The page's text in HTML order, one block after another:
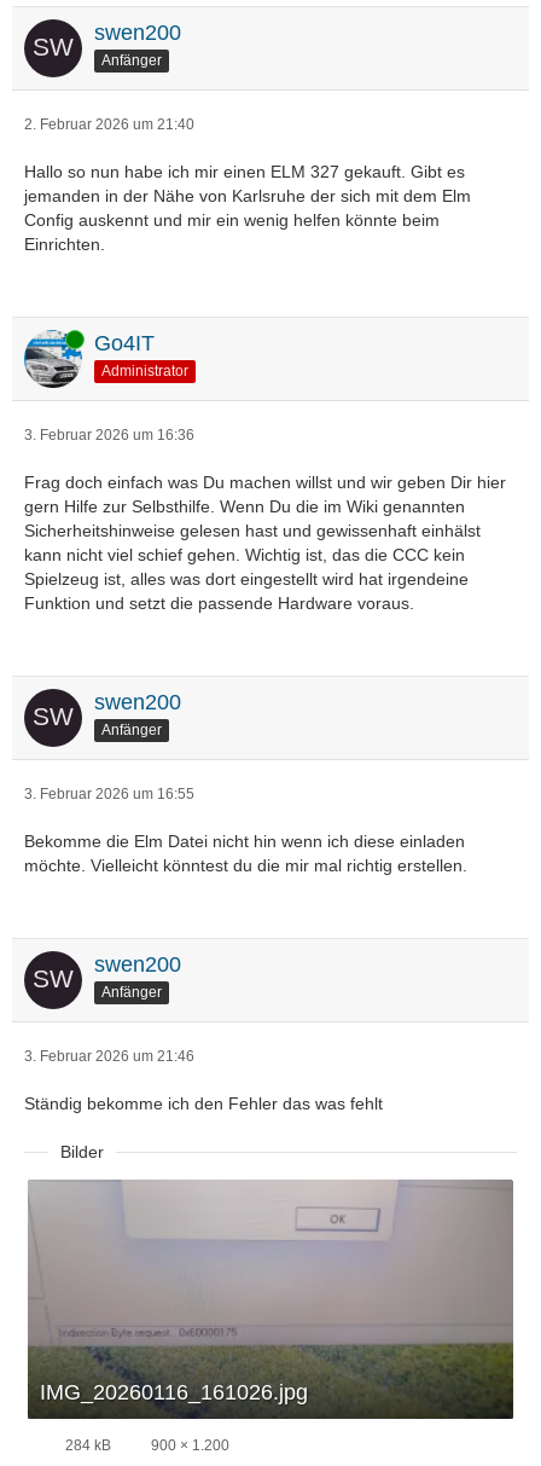
swen200
Anfänger
2. Februar 2026 um 21:40
Hallo so nun habe ich mir einen ELM 327 gekauft. Gibt es
jemanden in der Nähe von Karlsruhe der sich mit dem Elm
Config auskennt und mir ein wenig helfen könnte beim
Einrichten.
Online Go4IT
Administrator
3. Februar 2026 um 16:36
Frag doch einfach was Du machen willst und wir geben Dir hier
gern Hilfe zur Selbsthilfe. Wenn Du die im Wiki genannten
Sicherheitshinweise gelesen hast und gewissenhaft einhälst
kann nicht viel schief gehen. Wichtig ist, das die CCC kein
Spielzeug ist, alles was dort eingestellt wird hat irgendeine
Funktion und setzt die passende Hardware voraus.
swen200
Anfänger
3. Februar 2026 um 16:55
Bekomme die Elm Datei nicht hin wenn ich diese einladen
möchte. Vielleicht könntest du die mir mal richtig erstellen.
swen200
Anfänger
3. Februar 2026 um 21:46
Ständig bekomme ich den Fehler das was fehlt
Bilder
IMG_20260116_161026.jpg
284 kB 900 × 1.200